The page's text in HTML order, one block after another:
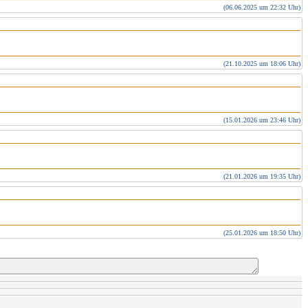
(06.06.2025 um 22:32 Uhr)
(21.10.2025 um 18:06 Uhr)
(15.01.2026 um 23:46 Uhr)
(21.01.2026 um 19:35 Uhr)
(25.01.2026 um 18:50 Uhr)